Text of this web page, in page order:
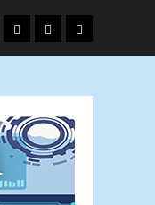
國
際
運
動
生
活